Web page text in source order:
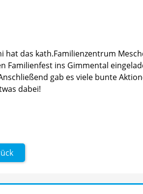
hat das kath.Familienzentrum
Familienfest ins Gimmental
gab es viele bunte
dabei!